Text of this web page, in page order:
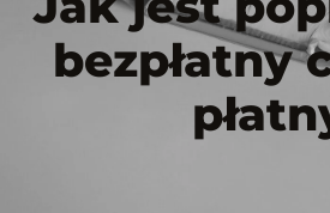
bezpłatny